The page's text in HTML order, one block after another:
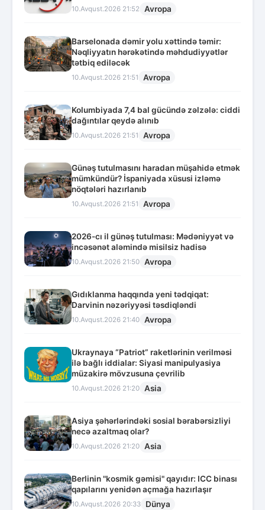
10.Avqust.2026 21:52 Avropa
Barselonada dəmir yolu xəttində təmir:
Nəqliyyatın hərəkətində məhdudiyyətlər
tətbiq ediləcək
10.Avqust.2026 21:51 Avropa
Kolumbiyada 7,4 bal gücündə zəlzələ: ciddi
dağıntılar qeydə alınıb
10.Avqust.2026 21:51 Avropa
Günəş tutulmasını haradan müşahidə etmək
mümkündür? İspaniyada xüsusi izləmə
nöqtələri hazırlanıb
10.Avqust.2026 21:51 Avropa
2026-cı il günəş tutulması: Mədəniyyət və
incəsənət aləmində misilsiz hadisə
10.Avqust.2026 21:50 Avropa
Gıdıklanma haqqında yeni tədqiqat:
Darvinin nəzəriyyəsi təsdiqləndi
10.Avqust.2026 21:40 Avropa
Ukraynaya “Patriot” raketlərinin verilməsi
ilə bağlı iddialar: Siyasi manipulyasiya
müzakirə mövzusuna çevrilib
10.Avqust.2026 21:20 Asia
Asiya şəhərlərindəki sosial bərabərsizliyi
necə azaltmaq olar?
10.Avqust.2026 21:20 Asia
Berlinin "kosmik gəmisi" qayıdır: ICC binası
qapılarını yenidən açmağa hazırlaşır
10.Avqust.2026 20:33 Dünya